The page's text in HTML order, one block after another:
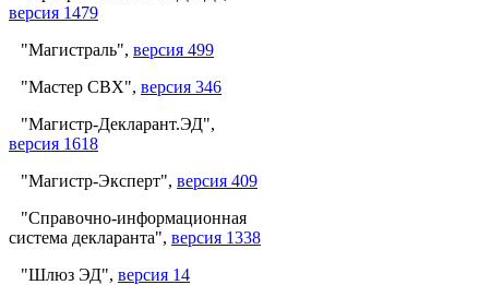
версия 1479
"Магистраль", версия 499
"Мастер СВХ", версия 346
"Магистр-Декларант.ЭД",
версия 1618
"Магистр-Эксперт", версия 409
"Справочно-информационная
система декларанта", версия 1338
"Шлюз ЭД", версия 14